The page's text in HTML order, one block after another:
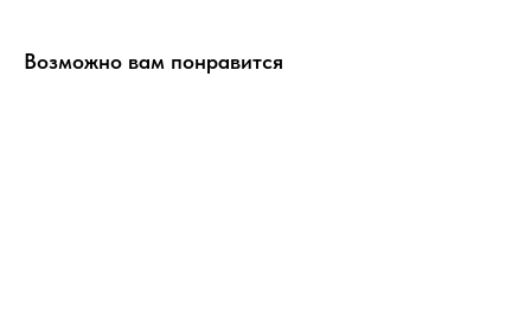
Возможно вам понравится